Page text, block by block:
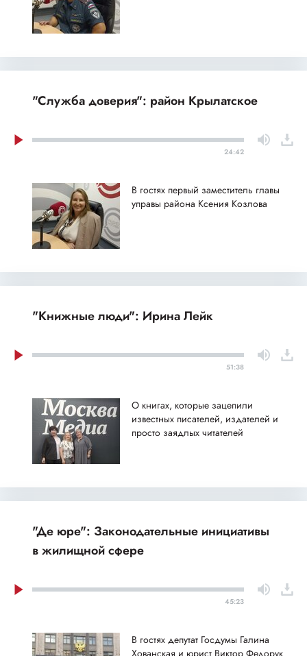
"Служба доверия": район Крылатское
24:42
В гостях первый заместитель главы
управы района Ксения Козлова
"Книжные люди": Ирина Лейк
51:38
О книгах, которые зацепили
известных писателей, издателей и
просто заядлых читателей
"Де юре": Законодательные инициативы
в жилищной сфере
45:23
В гостях депутат Госдумы Галина